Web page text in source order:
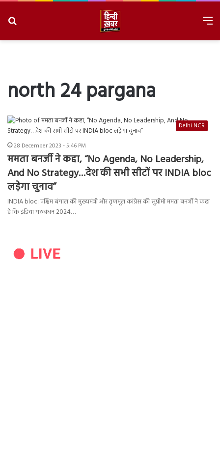
north 24 pargana
Delhi NCR
28 December 2023 - 5:46 PM
ममता बनर्जी ने कहा, “No Agenda, No Leadership,
And No Strategy…देश की सभी सीटों पर INDIA bloc
लड़ेगा चुनाव”
INDIA bloc: पश्चिम बंगाल की मुख्यमंत्री और तृणमूल कांग्रेस की सुप्रीमो ममता बनर्जी ने कहा
है कि इंडिया गठबंधन 2024…